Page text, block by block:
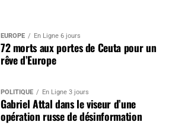
EUROPE En Ligne 6 jours
72 morts aux portes de Ceuta pour un
rêve d’Europe
POLITIQUE En Ligne 3 jours
Gabriel Attal dans le viseur d’une
opération russe de désinformation